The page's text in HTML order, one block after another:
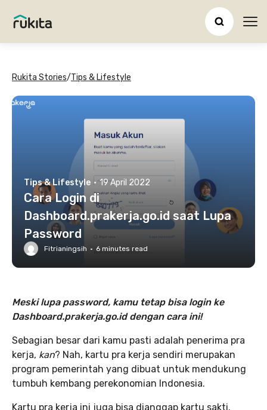
Rukita Stories/Tips & Lifestyle
Tips & Lifestyle · 19 April 2022
Cara Login di
Dashboard.prakerja.go.id saat Lupa
Password
Fitrianingsih · 6 minutes read
Meski lupa password, kamu tetap bisa login ke
Dashboard.prakerja.go.id dengan cara ini!
Sebagian besar dari kamu pasti adalah penerima pra
kerja, kan? Nah, kartu pra kerja sendiri merupakan
program pemerintah yang dibuat untuk mendukung
tumbuh kembang perekonomian Indonesia.
Kartu pra kerja ini juga bisa dianggap kartu sakti.